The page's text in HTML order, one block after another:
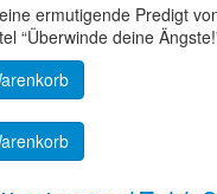
ermutigende Predigt
“Überwinde deine